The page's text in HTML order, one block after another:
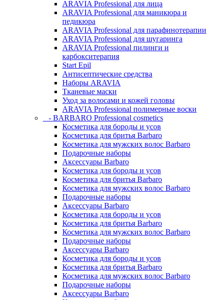
ARAVIA Professional для лица
ARAVIA Professional для маникюра и
педикюра
ARAVIA Professional для парафинотерапии
ARAVIA Professional для шугаринга
ARAVIA Professional пилинги и
карбокситерапия
Start Epil
Антисептические средства
Наборы ARAVIA
Тканевые маски
Уход за волосами и кожей головы
ARAVIA Professional полимерные воски
- BARBARO Professional cosmetics
Косметика для бороды и усов
Косметика для бритья Barbaro
Косметика для мужских волос Barbaro
Подарочные наборы
Аксессуары Barbaro
Косметика для бороды и усов
Косметика для бритья Barbaro
Косметика для мужских волос Barbaro
Подарочные наборы
Аксессуары Barbaro
Косметика для бороды и усов
Косметика для бритья Barbaro
Косметика для мужских волос Barbaro
Подарочные наборы
Аксессуары Barbaro
Косметика для бороды и усов
Косметика для бритья Barbaro
Косметика для мужских волос Barbaro
Подарочные наборы
Аксессуары Barbaro